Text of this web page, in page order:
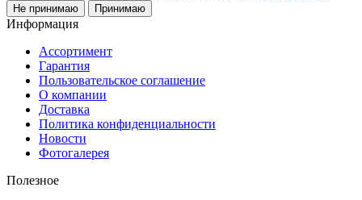
Не принимаю Принимаю
Информация
Ассортимент
Гарантия
Пользовательское соглашение
О компании
Доставка
Политика конфиденциальности
Новости
Фотогалерея
Полезное